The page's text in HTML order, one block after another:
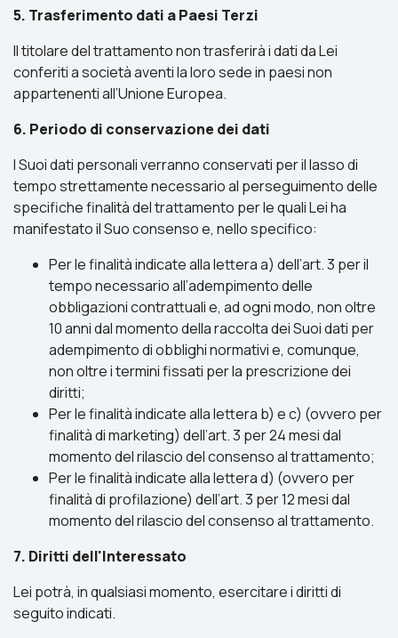
5. Trasferimento dati a Paesi Terzi
Il titolare del trattamento non trasferirà i dati da Lei
conferiti a società aventi la loro sede in paesi non
appartenenti all’Unione Europea.
6. Periodo di conservazione dei dati
I Suoi dati personali verranno conservati per il lasso di
tempo strettamente necessario al perseguimento delle
specifiche finalità del trattamento per le quali Lei ha
manifestato il Suo consenso e, nello specifico:
Per le finalità indicate alla lettera a) dell’art. 3 per il
tempo necessario all’adempimento delle
obbligazioni contrattuali e, ad ogni modo, non oltre
10 anni dal momento della raccolta dei Suoi dati per
adempimento di obblighi normativi e, comunque,
non oltre i termini fissati per la prescrizione dei
diritti;
Per le finalità indicate alla lettera b) e c) (ovvero per
finalità di marketing) dell’art. 3 per 24 mesi dal
momento del rilascio del consenso al trattamento;
Per le finalità indicate alla lettera d) (ovvero per
finalità di profilazione) dell’art. 3 per 12 mesi dal
momento del rilascio del consenso al trattamento.
7. Diritti dell'Interessato
Lei potrà, in qualsiasi momento, esercitare i diritti di
seguito indicati.